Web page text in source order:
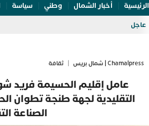
الرئيسية أخبار الشمال وطني سياسة
عاجل
Chamalpress | شمال بريس ثقافة
عامل إقليم الحسيمة فريد
التقليدية لجهة طنجة تطوان
الصناعة